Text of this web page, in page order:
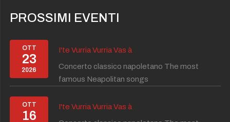
PROSSIMI EVENTI
OTT
23
2026
I'te Vurria Vurria Vas à
Concerto classico napoletano The most
famous Neapolitan songs
OTT
16
I'te Vurria Vurria Vas à